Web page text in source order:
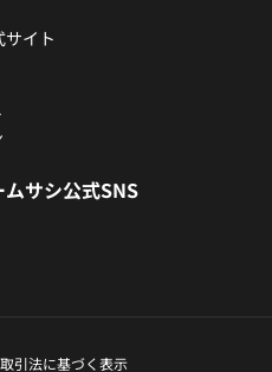
イト
サシ公式SNS
引法に基づく表示